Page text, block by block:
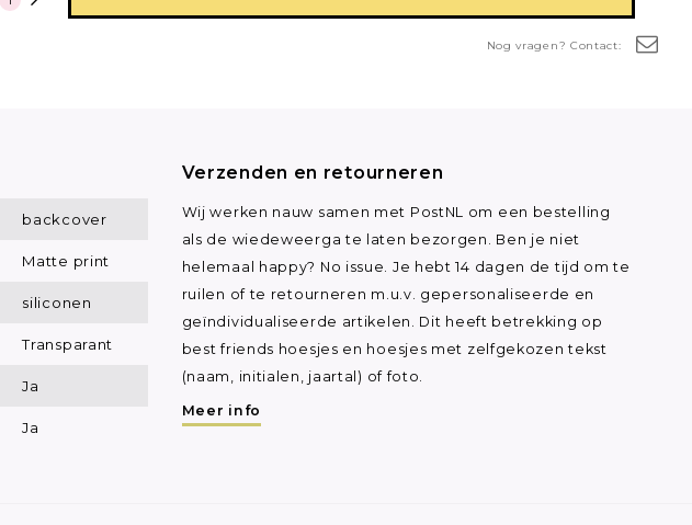
Nog vragen? Contact:
backcover
Matte print
siliconen
Transparant
Ja
Ja
Verzenden en retourneren
Wij werken nauw samen met PostNL om een bestelling
als de wiedeweerga te laten bezorgen. Ben je niet
helemaal happy? No issue. Je hebt 14 dagen de tijd om te
ruilen of te retourneren m.u.v. gepersonaliseerde en
geïndividualiseerde artikelen. Dit heeft betrekking op
best friends hoesjes en hoesjes met zelfgekozen tekst
(naam, initialen, jaartal) of foto.
Meer info